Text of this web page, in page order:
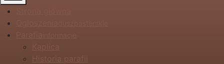
Historia parafii